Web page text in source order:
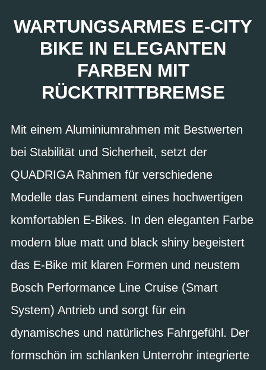
WARTUNGSARMES E-CITY
BIKE IN ELEGANTEN
FARBEN MIT
RÜCKTRITTBREMSE
Mit einem Aluminiumrahmen mit Bestwerten
bei Stabilität und Sicherheit, setzt der
QUADRIGA Rahmen für verschiedene
Modelle das Fundament eines hochwertigen
komfortablen E-Bikes. In den eleganten Farbe
modern blue matt und black shiny begeistert
das E-Bike mit klaren Formen und neustem
Bosch Performance Line Cruise (Smart
System) Antrieb und sorgt für ein
dynamisches und natürliches Fahrgefühl. Der
formschön im schlanken Unterrohr integrierte